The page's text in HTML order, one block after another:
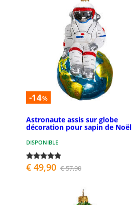
-14%
Astronaute assis sur globe
décoration pour sapin de Noël
DISPONIBLE
€ 49,90 € 57,90